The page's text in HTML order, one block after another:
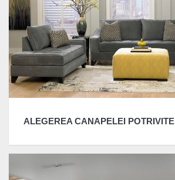
ALEGEREA CANAPELEI POTRIVITE